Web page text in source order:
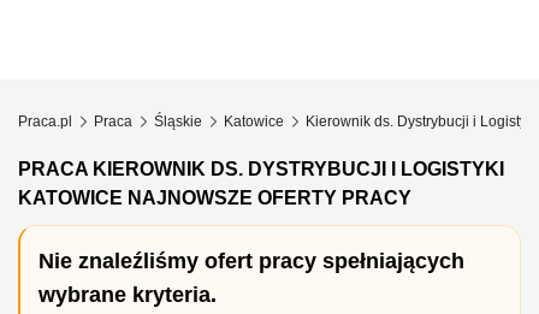
Praca.pl Praca Śląskie Katowice Kierownik ds. Dystrybucji i Logistyki
PRACA KIEROWNIK DS. DYSTRYBUCJI I LOGISTYKI
KATOWICE NAJNOWSZE OFERTY PRACY
Nie znaleźliśmy ofert pracy spełniających
wybrane kryteria.